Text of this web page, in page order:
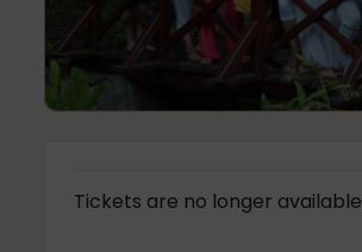
Tickets are no longer available